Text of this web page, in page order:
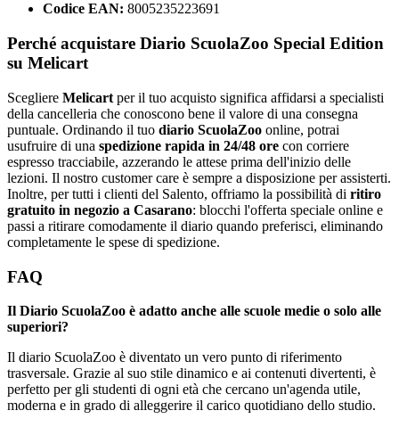
Codice EAN: 8005235223691
Perché acquistare Diario ScuolaZoo Special Edition
su Melicart
Scegliere Melicart per il tuo acquisto significa affidarsi a specialisti
della cancelleria che conoscono bene il valore di una consegna
puntuale. Ordinando il tuo diario ScuolaZoo online, potrai
usufruire di una spedizione rapida in 24/48 ore con corriere
espresso tracciabile, azzerando le attese prima dell'inizio delle
lezioni. Il nostro customer care è sempre a disposizione per assisterti.
Inoltre, per tutti i clienti del Salento, offriamo la possibilità di ritiro
gratuito in negozio a Casarano: blocchi l'offerta speciale online e
passi a ritirare comodamente il diario quando preferisci, eliminando
completamente le spese di spedizione.
FAQ
Il Diario ScuolaZoo è adatto anche alle scuole medie o solo alle
superiori?
Il diario ScuolaZoo è diventato un vero punto di riferimento
trasversale. Grazie al suo stile dinamico e ai contenuti divertenti, è
perfetto per gli studenti di ogni età che cercano un'agenda utile,
moderna e in grado di alleggerire il carico quotidiano dello studio.